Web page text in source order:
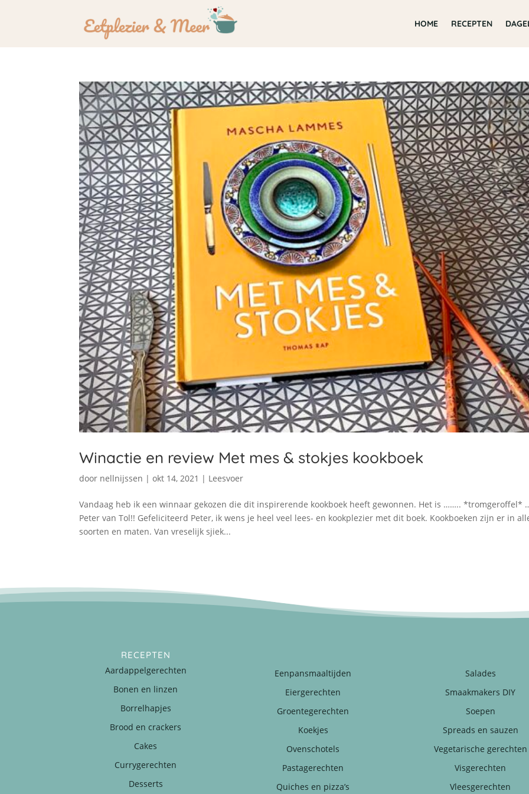
HOME RECEPTEN
Winactie en review Met mes & stokjes kookboek
door nellnijssen |okt 14, 2021 | Leesvoer
Vandaag heb ik een winnaar gekozen die dit inspirerende kookboek heeft gewonnen. Het is …….. *tromgeroffel*
Peter van Tol!! Gefeliciteerd Peter, ik wens je heel veel lees- en kookplezier met dit boek. Kookboeken zijn er in
soorten en maten. Van vreselijk sjiek...
RECEPTEN
Aardappelgerechten
Bonen en linzen
Borrelhapjes
Brood en crackers
Cakes
Currygerechten
Desserts
Eenpansmaaltijden
Eiergerechten
Groentegerechten
Koekjes
Ovenschotels
Pastagerechten
Quiches en pizza’s
Salades
Smaakmakers DIY
Soepen
Spreads en sauzen
Vegetarische gerechten
Visgerechten
Vleesgerechten